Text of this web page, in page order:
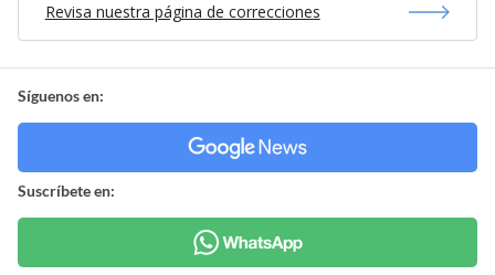
Revisa nuestra página de correcciones
Síguenos en:
Suscríbete en: